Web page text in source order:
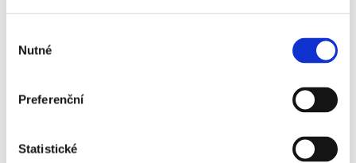
souhlasu
Nutné
Preferenční
Statistické
prioritám: co je důležité pro něj nebo pro